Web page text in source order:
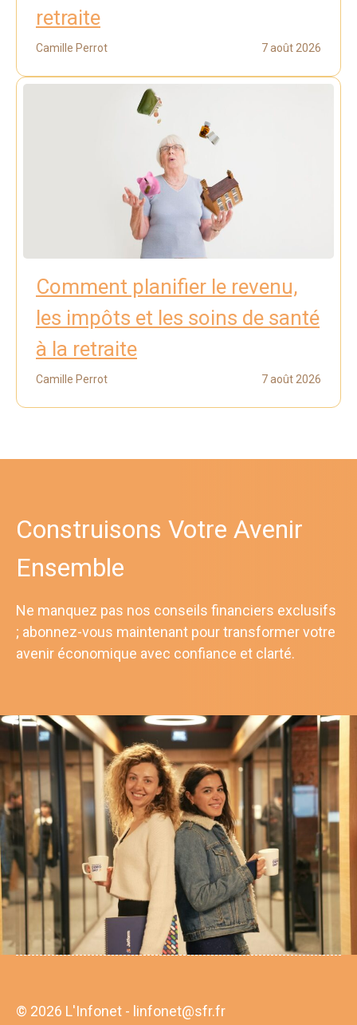
retraite
Camille Perrot 7 août 2026
Comment planifier le revenu,
les impôts et les soins de santé
à la retraite
Camille Perrot 7 août 2026
Construisons Votre Avenir
Ensemble
Ne manquez pas nos conseils financiers exclusifs
; abonnez-vous maintenant pour transformer votre
avenir économique avec confiance et clarté.
© 2026 L'Infonet - linfonet@sfr.fr